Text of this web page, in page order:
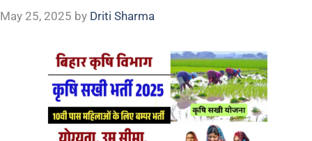
May 25, 2025 by Driti Sharma